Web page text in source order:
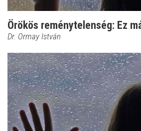
Örökös reménytelenség: Ez
Dr. Ormay István